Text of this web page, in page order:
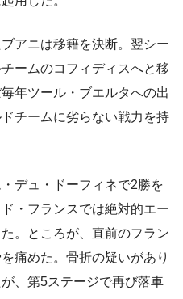
アニは移籍を決断。翌シー
ームのコフィディスへと移
年ツール・ブエルタへの出
チームに劣らない戦力を持
デュ・ドーフィネで2勝を
・フランスでは絶対的エー
。ところが、直前のフラン
痛めた。骨折の疑いがあり
、第5ステージで再び落車